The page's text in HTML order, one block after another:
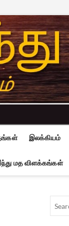
இலக்கியம்
மத விளக்கங்கள்